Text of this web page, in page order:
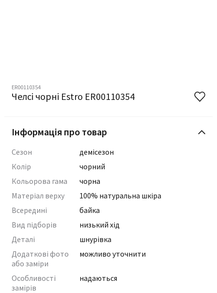
ER00110354
Челсі чорні Estro ER00110354
Інформація про товар
Сезон
демісезон
Колір
чорний
Кольорова гама
чорна
Матеріал верху
100% натуральна шкіра
Всередині
байка
Вид підборів
низький хід
Деталі
шнурівка
Додаткові фото
або заміри
можливо уточнити
Особливості
замірів
надаються